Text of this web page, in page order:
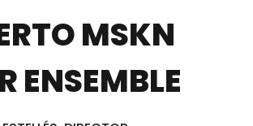
MSKN
ENSEMBLE